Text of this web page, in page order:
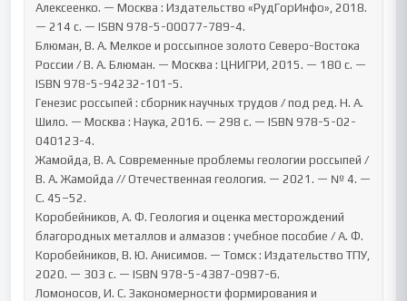
Алексеенко. — Москва : Издательство «РудГорИнфо», 2018.
— 214 с. — ISBN 978-5-00077-789-4.
Блюман, В. А. Мелкое и россыпное золото Северо-Востока
России / В. А. Блюман. — Москва : ЦНИГРИ, 2015. — 180 с. —
ISBN 978-5-94232-101-5.
Генезис россыпей : сборник научных трудов / под ред. Н. А.
Шило. — Москва : Наука, 2016. — 298 с. — ISBN 978-5-02-
040123-4.
Жамойда, В. А. Современные проблемы геологии россыпей /
В. А. Жамойда // Отечественная геология. — 2021. — № 4. —
С. 45–52.
Коробейников, А. Ф. Геология и оценка месторождений
благородных металлов и алмазов : учебное пособие / А. Ф.
Коробейников, В. Ю. Анисимов. — Томск : Издательство ТПУ,
2020. — 303 с. — ISBN 978-5-4387-0987-6.
Ломоносов, И. С. Закономерности формирования и